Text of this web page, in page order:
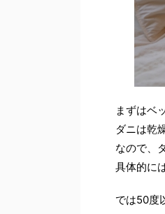
まずはベ
ダニは乾
なので、
具体的に
では50度